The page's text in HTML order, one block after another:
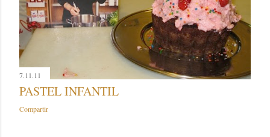
7.11.11
PASTEL INFANTIL
Compartir